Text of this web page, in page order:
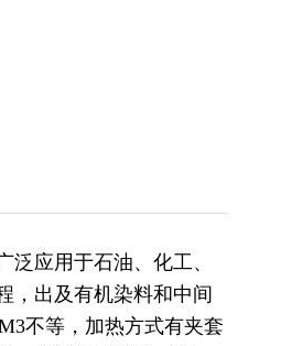
泛应用于石油、化工、
，出及有机染料和中间
不等，加热方式有夹套